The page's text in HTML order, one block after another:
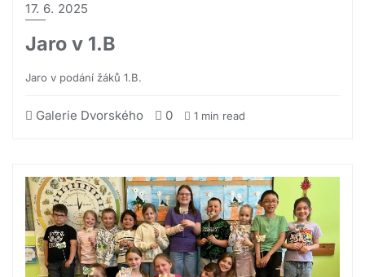
17. 6. 2025
Jaro v 1.B
Jaro v podání žáků 1.B.
Galerie Dvorského 0 1 min read